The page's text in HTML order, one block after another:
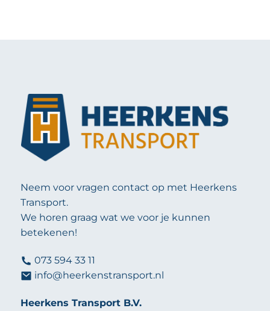
Neem voor vragen contact op met Heerkens
Transport.
We horen graag wat we voor je kunnen
betekenen!
073 594 33 11
info@heerkenstransport.nl
Heerkens Transport B.V.